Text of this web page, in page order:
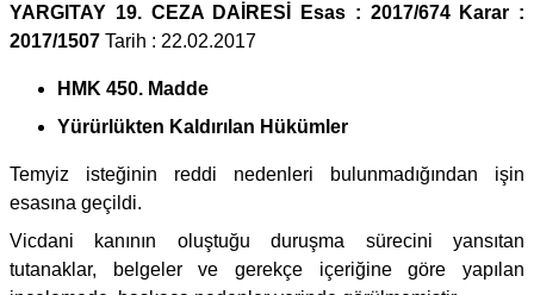
YARGITAY 19. CEZA DAİRESİ Esas : 2017/674 Karar :
2017/1507 Tarih : 22.02.2017
HMK 450. Madde
Yürürlükten Kaldırılan Hükümler
Temyiz isteğinin reddi nedenleri bulunmadığından işin
esasına geçildi.
Vicdani kanının oluştuğu duruşma sürecini yansıtan
tutanaklar, belgeler ve gerekçe içeriğine göre yapılan